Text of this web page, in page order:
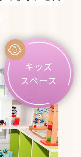
キッズ
スペース